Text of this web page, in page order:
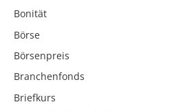
Bonität
Börse
Börsenpreis
Branchenfonds
Briefkurs